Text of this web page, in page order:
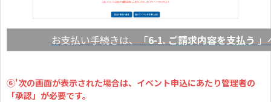
お支払い手続きは、「6-1. ご請求内容を支払う 」
⑥'次の画面が表示された場合は、イベント申込にあたり管理者の
「承認」が必要です。